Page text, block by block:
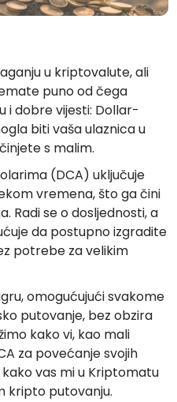
budućnost
(DCA)
omiljenih tokena
izvedbu
u kriptovalute, ali
puno od čega
i dobre vijesti: Dollar-
biti vaša ulaznica u
s malim.
(DCA) uključuje
vremena, što ga čini
Radi se o dosljednosti, a
da postupno izgradite
potrebe za velikim
omogućujući svakome
putovanje, bez obzira
kako vi, kao mali
za povećanje svojih
vas mi u Kriptomatu
kripto putovanju.